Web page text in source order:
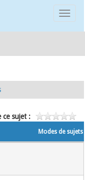
ce sujet :
Modes de sujets